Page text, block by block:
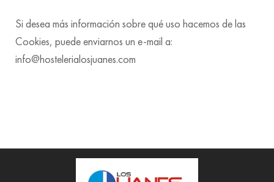
Si desea más información sobre qué uso hacemos de las
Cookies, puede enviarnos un e-mail a:
info@hostelerialosjuanes.com